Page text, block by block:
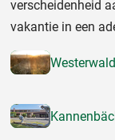
verscheidenheid
vakantie in een